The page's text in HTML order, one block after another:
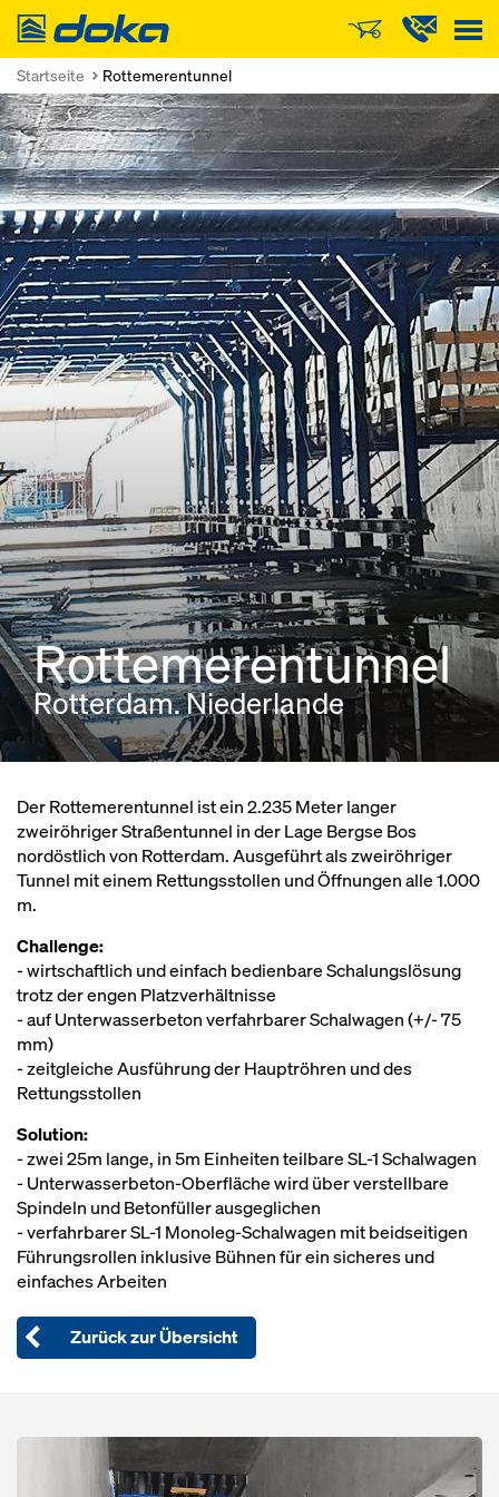
Doka
Startseite Rottemerentunnel
Rottemerentunnel
Rotterdam. Niederlande
Der Rottemerentunnel ist ein 2.235 Meter langer
zweiröhriger Straßentunnel in der Lage Bergse Bos
nordöstlich von Rotterdam. Ausgeführt als zweiröhriger
Tunnel mit einem Rettungsstollen und Öffnungen alle 1.000
m.
Challenge:
- wirtschaftlich und einfach bedienbare Schalungslösung
trotz der engen Platzverhältnisse
- auf Unterwasserbeton verfahrbarer Schalwagen (+/- 75
mm)
- zeitgleiche Ausführung der Hauptröhren und des
Rettungsstollen
Solution:
- zwei 25m lange, in 5m Einheiten teilbare SL-1 Schalwagen
- Unterwasserbeton-Oberfläche wird über verstellbare
Spindeln und Betonfüller ausgeglichen
- verfahrbarer SL-1 Monoleg-Schalwagen mit beidseitigen
Führungsrollen inklusive Bühnen für ein sicheres und
einfaches Arbeiten
Zurück zur Übersicht